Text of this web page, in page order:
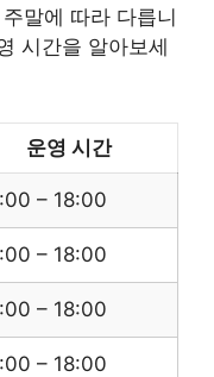
말에 따라 다릅니
시간을 알아보세
운영 시간
– 18:00
– 18:00
– 18:00
– 18:00